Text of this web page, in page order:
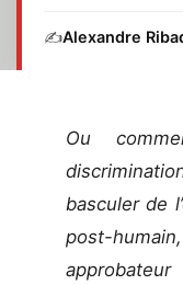
✍️Alexandre
Ou
basculer de
post-